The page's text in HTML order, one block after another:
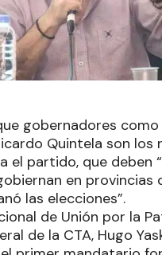
gobernadores como
Quintela son los
el partido, que deben
en provincias
las elecciones”.
de Unión por la
de la CTA, Hugo